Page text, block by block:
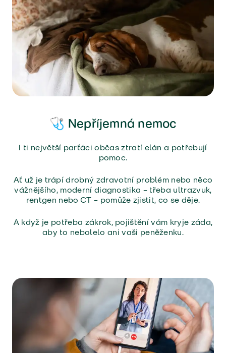
🩺 Nepříjemná nemoc
I ti největší parťáci občas ztratí elán a potřebují
pomoc.
Ať už je trápí drobný zdravotní problém nebo něco
vážnějšího, moderní diagnostika – třeba ultrazvuk,
rentgen nebo CT – pomůže zjistit, co se děje.
A když je potřeba zákrok, pojištění vám kryje záda,
aby to nebolelo ani vaši peněženku.